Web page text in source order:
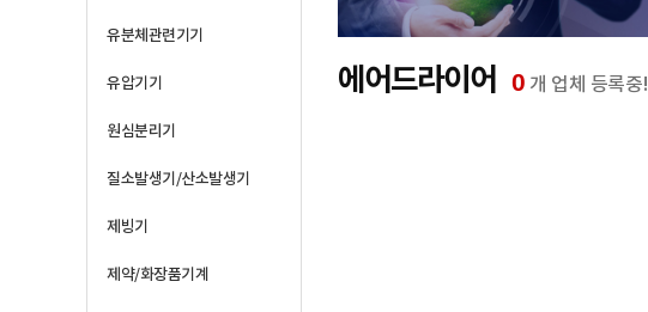
유분체관련기기
유압기기
원심분리기
질소발생기/산소발생기
제빙기
제약/화장품기계
에어드라이어 0 개 업체 등록중!